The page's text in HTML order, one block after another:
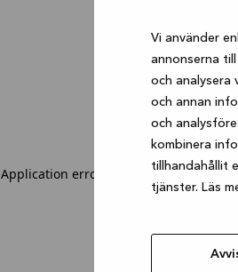
Vi använder
annonserna
och analysera
och annan
och
kombinera
tillhandahållit
tjänster. Läs
Application error: a client-side